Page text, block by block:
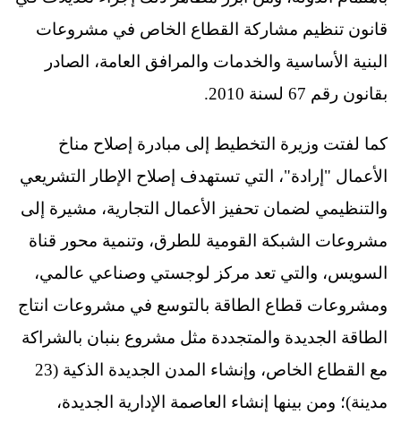
قانون تنظيم مشاركة القطاع الخاص في مشروعات
البنية الأساسية والخدمات والمرافق العامة، الصادر
بقانون رقم 67 لسنة 2010.
كما لفتت وزيرة التخطيط إلى مبادرة إصلاح مناخ
الأعمال "إرادة"، التي تستهدف إصلاح الإطار التشريعي
والتنظيمي لضمان تحفيز الأعمال التجارية، مشيرة إلى
مشروعات الشبكة القومية للطرق، وتنمية محور قناة
السويس، والتي تعد مركز لوجستي وصناعي عالمي،
ومشروعات قطاع الطاقة بالتوسع في مشروعات انتاج
الطاقة الجديدة والمتجددة مثل مشروع بنبان بالشراكة
مع القطاع الخاص، وإنشاء المدن الجديدة الذكية (23
مدينة)؛ ومن بينها إنشاء العاصمة الإدارية الجديدة،